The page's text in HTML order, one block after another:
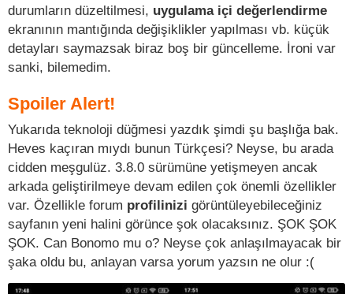
durumların düzeltilmesi, uygulama içi değerlendirme
ekranının mantığında değişiklikler yapılması vb. küçük
detayları saymazsak biraz boş bir güncelleme. İroni var
sanki, bilemedim.
Spoiler Alert!
Yukarıda teknoloji düğmesi yazdık şimdi şu başlığa bak.
Heves kaçıran mıydı bunun Türkçesi? Neyse, bu arada
cidden meşgulüz. 3.8.0 sürümüne yetişmeyen ancak
arkada geliştirilmeye devam edilen çok önemli özellikler
var. Özellikle forum profilinizi görüntüleyebileceğiniz
sayfanın yeni halini görünce şok olacaksınız. ŞOK ŞOK
ŞOK. Can Bonomo mu o? Neyse çok anlaşılmayacak bir
şaka oldu bu, anlayan varsa yorum yazsın ne olur :(